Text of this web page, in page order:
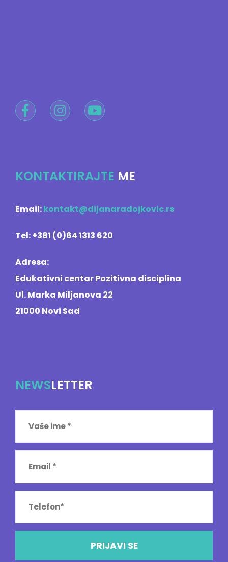
KONTAKTIRAJTE ME
Email:kontakt@dijanaradojkovic.rs
Tel: +381 (0)64 1313 620
Adresa:
Edukativni centar Pozitivna disciplina
Ul. Marka Miljanova 22
21000 Novi Sad
NEWSLETTER